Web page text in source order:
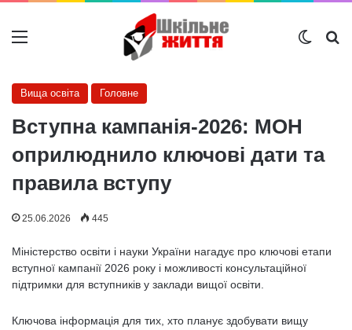
Меню
Вища освіта Головне
Вступна кампанія-2026: МОН
оприлюднило ключові дати та
правила вступу
25.06.2026 445
Міністерство освіти і науки України нагадує про ключові етапи
вступної кампанії 2026 року і можливості консультаційної
підтримки для вступників у заклади вищої освіти.
Ключова інформація для тих, хто планує здобувати вищу